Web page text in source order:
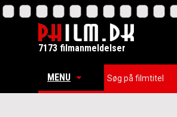
7173 filmanmeldelser
MENU